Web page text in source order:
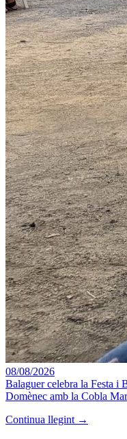
08/08/2026
Balaguer celebra la Festa i
Domènec amb la Cobla
Continua llegint →